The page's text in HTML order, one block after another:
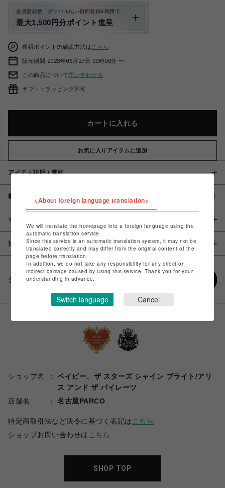
会員登録後、ポケパル払い初回登録&利用で
最大1,500円分ポイント進呈
獲得ポイントの確認方法は こちら
販売期間 2023年06月27日 00時00分 〜
この商品について問い合わせる
ギフト：ラッピング不可
カートに入れる
お気に入りアイテムに追加
アイテム説明 / 素材
概要
サイズ
注意事項
シェアする
ショップ名
ベイビー、ザ スターズ シャイン ブライト/アリ
ス アンド ザ パイレーツ
店舗名
名古屋PARCO
特定商取引法など法令に基づく表記は こちら
ショップお問い合わせは こちら
SHOP TOP
<About foreign language translation>
We will translate the homepage into a foreign language using the
automatic translation service.
Since this service is an automatic translation system, it may not be
translated correctly and may differ from the original content of the
page before translation.
In addition, we do not take any responsibility for any direct or
indirect damage caused by using this service. Thank you for your
understanding in advance.
Switch language Cancel